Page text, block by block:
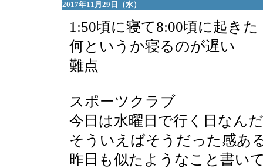
2017年11月29日（水）
1:50頃に寝て8:00頃に起きた
何というか寝るのが遅い
難点
スポーツクラブ
今日は水曜日で行く日なん
そういえばそうだった感あ
昨日も似たようなこと書い